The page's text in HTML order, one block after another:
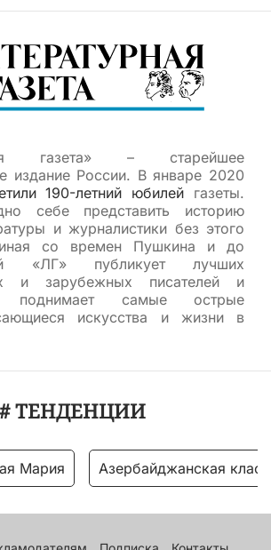
газета» – старейшее
издание России. В январе 2020
190-летний юбилей газеты.
себе представить историю
и журналистики без этого
со времен Пушкина и до
«ЛГ» публикует лучших
и зарубежных писателей и
поднимает самые острые
искусства и жизни в
# ТЕНДЕНЦИИ
Мария Азербайджанская